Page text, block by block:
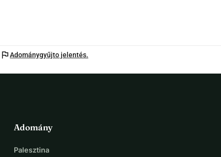
flagAdománygyűjto jelentés.
Adomány
Palesztina